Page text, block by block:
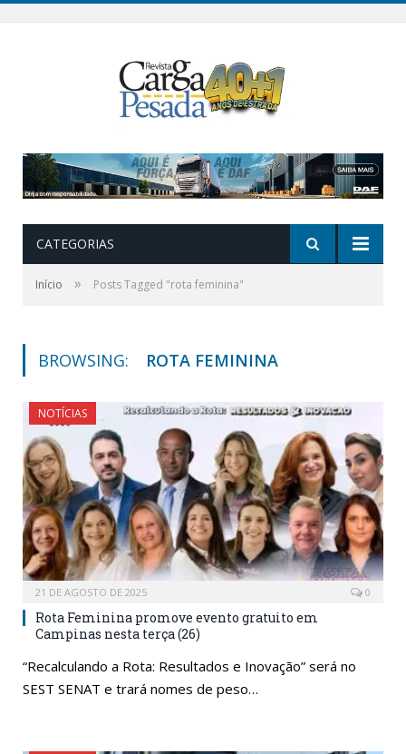
CATEGORIAS
Início » Posts Tagged "rota feminina"
BROWSING: ROTA FEMININA
NOTÍCIAS
21 DE AGOSTO DE 2025 0
Rota Feminina promove evento gratuito em
Campinas nesta terça (26)
“Recalculando a Rota: Resultados e Inovação” será no
SEST SENAT e trará nomes de peso…